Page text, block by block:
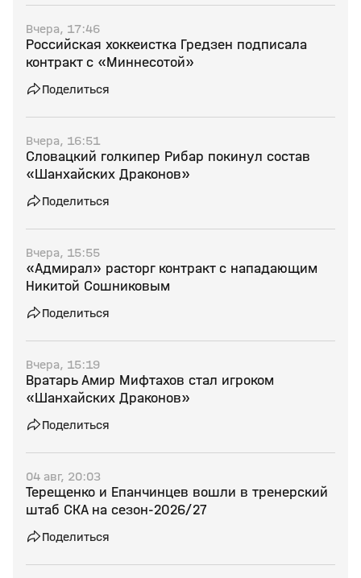
Вчера, 17:46
Российская хоккеистка Гредзен подписала
контракт с «Миннесотой»
Поделиться
Вчера, 16:51
Словацкий голкипер Рибар покинул состав
«Шанхайских Драконов»
Поделиться
Вчера, 15:55
«Адмирал» расторг контракт с нападающим
Никитой Сошниковым
Поделиться
Вчера, 15:19
Вратарь Амир Мифтахов стал игроком
«Шанхайских Драконов»
Поделиться
04 авг, 20:03
Терещенко и Епанчинцев вошли в тренерский
штаб СКА на сезон‑2026/27
Поделиться